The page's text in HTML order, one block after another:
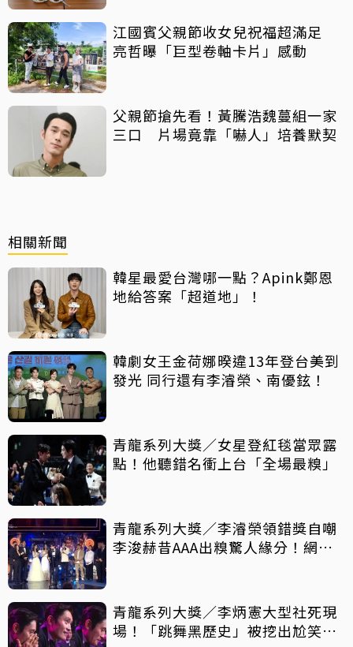
江國賓父親節收女兒祝福超滿足
亮哲曝「巨型卷軸卡片」感動
父親節搶先看！黃騰浩魏蔓組一家
三口 片場竟靠「嚇人」培養默契
相關新聞
韓星最愛台灣哪一點？Apink鄭恩
地給答案「超道地」！
韓劇女王金荷娜暌違13年登台美到
發光 同行還有李濬榮、南優鉉！
青龍系列大獎／女星登紅毯當眾露
點！他聽錯名衝上台「全場最糗」
青龍系列大獎／李濬榮領錯獎自嘲
李浚赫昔AAA出糗驚人緣分！網敲
青龍系列大獎／李炳憲大型社死現
場！「跳舞黑歷史」被挖出尬笑摀